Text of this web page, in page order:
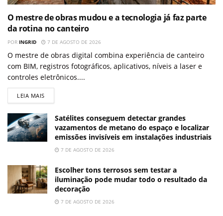
O mestre de obras mudou e a tecnologia já faz parte
da rotina no canteiro
POR INGRID 7 DE AGOSTO DE 2026
O mestre de obras digital combina experiência de canteiro
com BIM, registros fotográficos, aplicativos, níveis a laser e
controles eletrônicos....
LEIA MAIS
Satélites conseguem detectar grandes
vazamentos de metano do espaço e localizar
emissões invisíveis em instalações industriais
7 DE AGOSTO DE 2026
Escolher tons terrosos sem testar a
iluminação pode mudar todo o resultado da
decoração
7 DE AGOSTO DE 2026